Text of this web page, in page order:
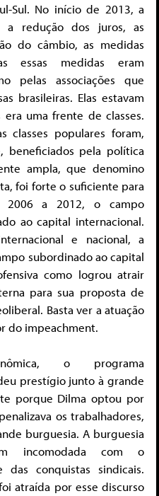
Sul. No início de 2013, a
a redução dos juros, as
do câmbio, as medidas
essas medidas eram
pelas associações que
brasileiras. Elas estavam
uma frente de classes.
classes populares foram,
beneficiados pela política
ampla, que denomino
foi forte o suficiente para
2006 a 2012, o campo
ao capital internacional.
e nacional, a
subordinado ao capital
como logrou atrair
para sua proposta de
Basta ver a atuação
do impeachment.
o programa
prestígio junto à grande
porque Dilma optou por
os trabalhadores,
burguesia. A burguesia
incomodada com o
conquistas sindicais.
atraída por esse discurso